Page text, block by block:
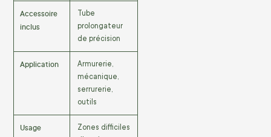
Accessoire
inclus
Tube
prolongateur
de précision
Application
Armurerie,
mécanique,
serrurerie,
outils
Usage
Zones difficiles